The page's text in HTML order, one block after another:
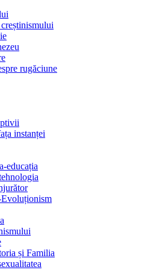
rugăciune
instanței
educația
și Familia